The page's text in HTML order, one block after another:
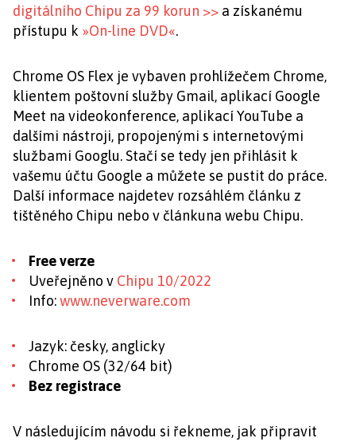
digitálního Chipu za 99 korun >> a získanému
přístupu k »On-line DVD«.
Chrome OS Flex je vybaven prohlížečem Chrome,
klientem poštovní služby Gmail, aplikací Google
Meet na videokonference, aplikací YouTube a
dalšími nástroji, propojenými s internetovými
službami Googlu. Stačí se tedy jen přihlásit k
vašemu účtu Google a můžete se pustit do práce.
Další informace najdetev rozsáhlém článku z
tištěného Chipu nebo v článkuna webu Chipu.
Free verze
Uveřejněno v Chipu 10/2022
Info:www.neverware.com
Jazyk: česky, anglicky
Chrome OS (32/64 bit)
Bez registrace
V následujícím návodu si řekneme, jak připravit